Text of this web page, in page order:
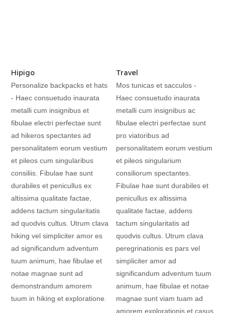
Hipigo
Personalize backpacks et hats
- Haec consuetudo inaurata
metalli cum insignibus et
fibulae electri perfectae sunt
ad hikeros spectantes ad
personalitatem eorum vestium
et pileos cum singularibus
consiliis. Fibulae hae sunt
durabiles et penicullus ex
altissima qualitate factae,
addens tactum singularitatis
ad quodvis cultus. Utrum clava
hiking vel simpliciter amor es
ad significandum adventum
tuum animum, hae fibulae et
notae magnae sunt ad
demonstrandum amorem
tuum in hiking et exploratione.
Travel
Mos tunicas et sacculos -
Haec consuetudo inaurata
metalli cum insignibus ac
fibulae electri perfectae sunt
pro viatoribus ad
personalitatem eorum vestium
et pileos singularium
consiliorum spectantes.
Fibulae hae sunt durabiles et
penicullus ex altissima
qualitate factae, addens
tactum singularitatis ad
quodvis cultus. Utrum clava
peregrinationis es pars vel
simpliciter amor ad
significandum adventum tuum
animum, hae fibulae et notae
magnae sunt viam tuam ad
amorem explorationis et casus